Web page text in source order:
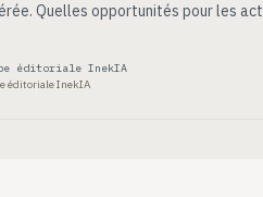
Quelles opportunités pour les
éditoriale InekIA
éditoriale InekIA